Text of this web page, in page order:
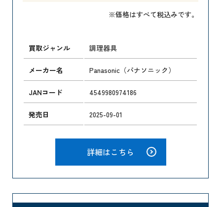
※価格はすべて税込みです。
買取ジャンル 調理器具
メーカー名 Panasonic（パナソニック）
JANコード 4549980974186
発売日 2025-09-01
詳細はこちら